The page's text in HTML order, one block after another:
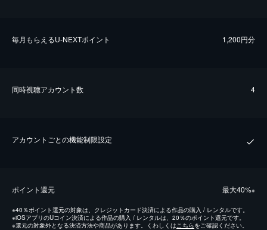
毎⽉もらえるU-NEXTポイント 1,200円分
同時視聴アカウント数 4
アカウントごとの機能制限設定
ポイント還元 最⼤40%※
※40％ポイント還元の対象は、クレジットカード決済による作品の購入 / レンタルです。
※iOSアプリのUコイン決済による作品の購入 / レンタルは、20％のポイント還元です。
※還元の対象外となる決済方法や商品があります。くわしくはこちらをご確認ください。